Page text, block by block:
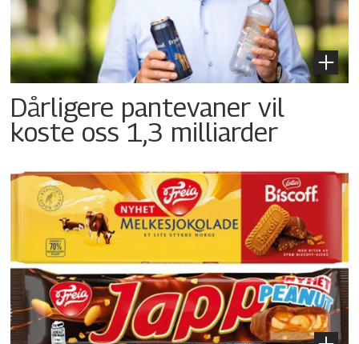
Dårligere pantevaner vil
koste oss 1,3 milliarder